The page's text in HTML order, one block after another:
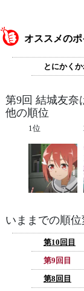
オススメのポ
とにかく
第9回 結城友奈
他の順位
1位
いままでの順位
第10回目
第9回目
第8回目